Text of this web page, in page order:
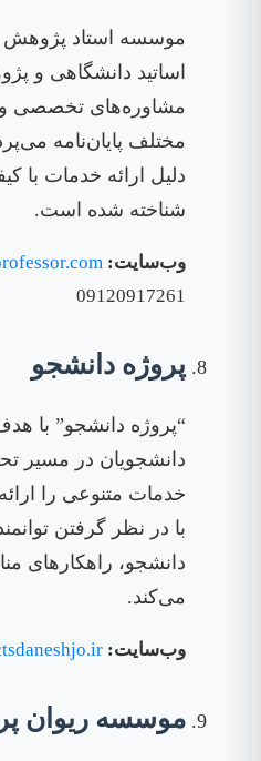
موسسه استاد پژوهش
اساتید دانشگاهی و
مشاوره‌های تخصصی و
مختلف پایان‌نامه
دلیل ارائه خدمات با
شناخته شده است.
وب‌سایت:
09120917261
پروژه دانشجو
“پروژه دانشجو” با
دانشجویان در مسیر
خدمات متنوعی را
با در نظر گرفتن
دانشجو، راهکارهای
می‌کند.
وب‌سایت:
موسسه ریوان